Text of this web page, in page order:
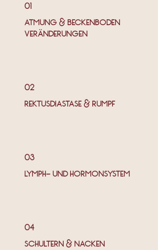
01
ATMUNG & BECKENBODEN
VERÄNDERUNGEN
02
REKTUSDIASTASE & RUMPF
03
LYMPH- UND HORMONSYSTEM
04
SCHULTERN & NACKEN